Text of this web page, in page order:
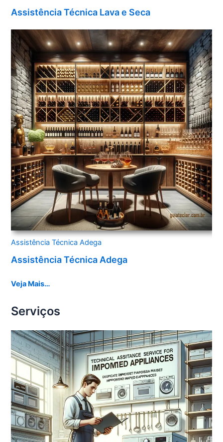
Assistência Técnica Lava e Seca
Assistência Técnica Adega
Assistência Técnica Adega
Veja Mais…
Serviços